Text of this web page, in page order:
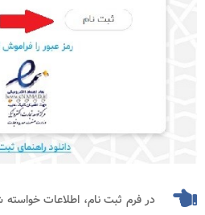
در فرم ثبت نام، اطلاعات